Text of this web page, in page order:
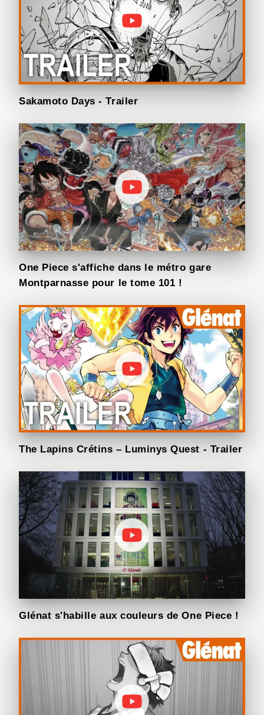
Sakamoto Days - Trailer
One Piece s'affiche dans le métro gare
Montparnasse pour le tome 101 !
The Lapins Crétins – Luminys Quest - Trailer
Glénat s'habille aux couleurs de One Piece !